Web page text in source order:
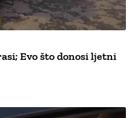
Evo što donosi ljetni